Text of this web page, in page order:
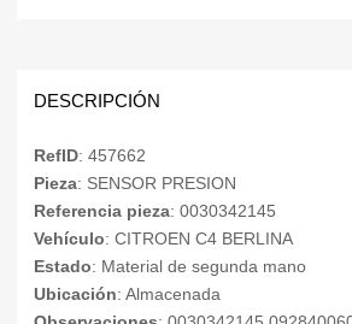
DESCRIPCIÓN
RefID: 457662
Pieza: SENSOR PRESION
Referencia pieza: 0030342145
Vehículo: CITROEN C4 BERLINA
Estado: Material de segunda mano
Ubicación: Almacenada